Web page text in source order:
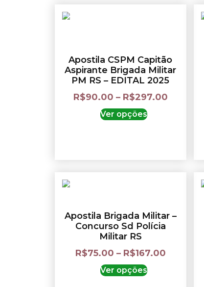
Apostila CSPM Capitão
Aspirante Brigada Militar
PM RS – EDITAL 2025
R$90.00 – R$297.00
Ver opções
Apostila Brigada Militar –
Concurso Sd Polícia
Militar RS
R$75.00 – R$167.00
Ver opções